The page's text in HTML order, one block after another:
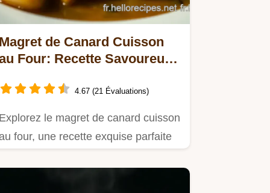
de Canard Cuisson
Four: Recette Savoureuse
4.67 (21 Évaluations)
le magret de canard cuisson
four, une recette exquise parfaite